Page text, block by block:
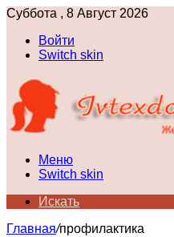
Суббота , 8 Август 2026
Войти
Switch skin
Меню
Switch skin
Искать
Главная/профилактика